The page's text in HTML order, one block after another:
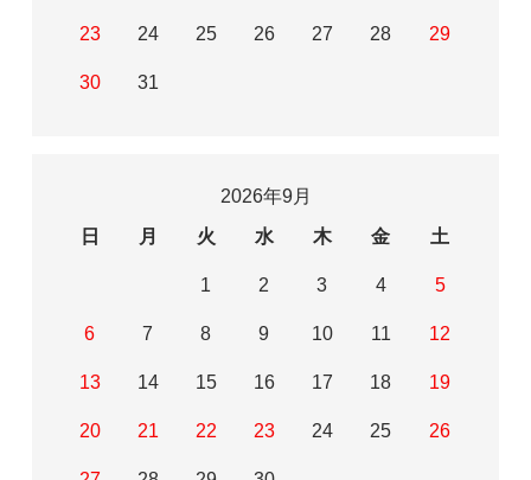
23 24 25 26 27 28 29
30 31
2026年9月
日
月 火 水 木 金 土
1 2 3 4 5
6 7 8 9 10 11 12
13 14 15 16 17 18 19
20 21 22 23 24 25 26